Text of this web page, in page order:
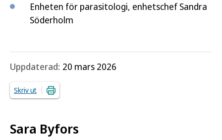
Enheten för parasitologi, enhetschef Sandra
Söderholm
Uppdaterad: 20 mars 2026
Skriv ut
Sara Byfors